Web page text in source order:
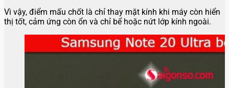
Vì vậy, điểm mấu chốt là chỉ thay mặt kính khi máy còn hiển
thị tốt, cảm ứng còn ổn và chỉ bể hoặc nứt lớp kính ngoài.